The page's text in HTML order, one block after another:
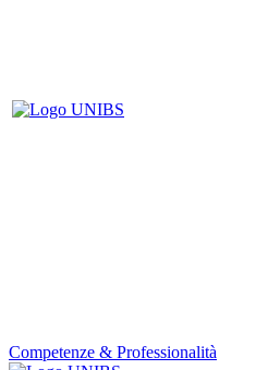
Competenze & Professionalità